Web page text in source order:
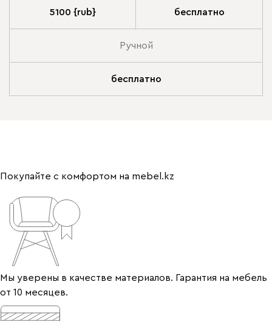
5100 {rub} бесплатно
Ручной
бесплатно
Покупайте с комфортом на mebel.kz
Мы уверены в качестве материалов. Гарантия на мебель
от 10 месяцев.